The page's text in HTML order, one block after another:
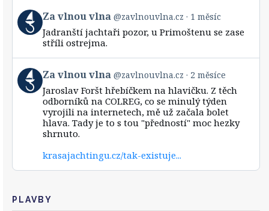
View
post
by
on
Bluesky
Za vlnou vlna @zavlnouvlna.cz 1 měsíc
Jadranští jachtaři pozor, u Primoštenu se zase
stříli ostrejma.
View
post
by
Za vlnou vlna @zavlnouvlna.cz 2 měsíce
Jaroslav Foršt hřebíčkem na hlavičku. Z těch
odborníků na COLREG, co se minulý týden
vyrojili na internetech, mě už začala bolet
hlava. Tady je to s tou "předností" moc hezky
shrnuto.
krasajachtingu.cz/tak-existuje...
PLAVBY